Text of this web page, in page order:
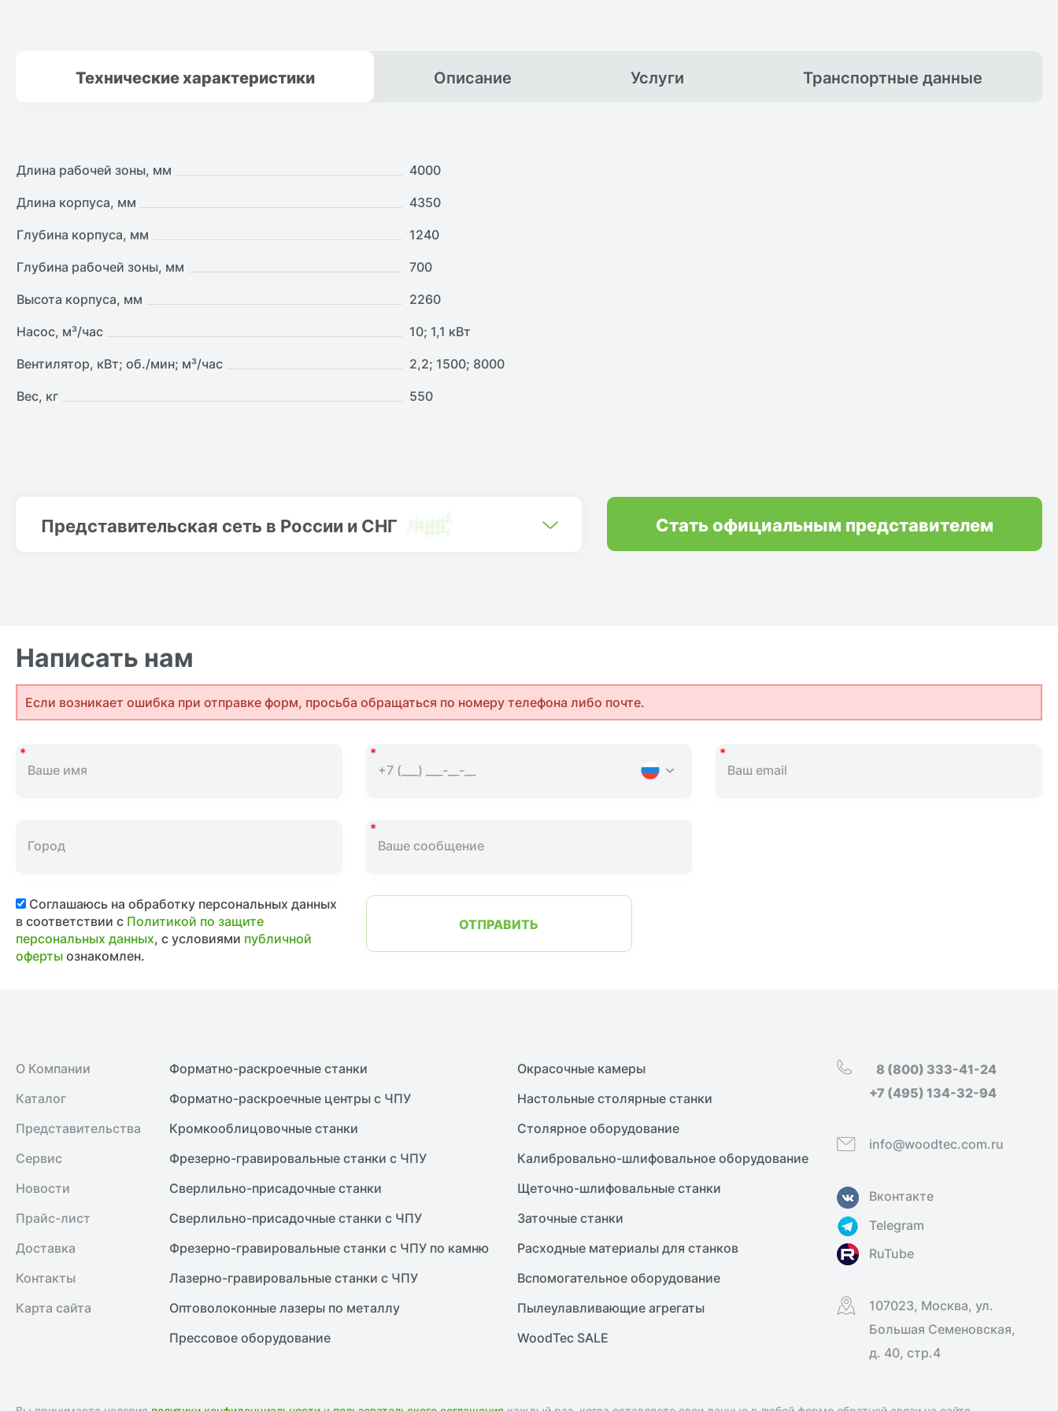
Техническиехарактеристики Описание Услуги Транспортные данные
Длина рабочей зоны, мм
4000
Длина корпуса, мм
4350
Глубина корпуса, мм
1240
Глубина рабочей зоны, мм
700
Высота корпуса, мм
2260
Насос, м³/час
10; 1,1 кВт
Вентилятор, кВт; об./мин; м³/час
2,2; 1500; 8000
Вес, кг
550
Представительская сеть в России и СНГ Стать официальным представителем
Написать нам
Если возникает ошибка при отправке форм, просьба обращаться по номеру телефона либо почте.
Соглашаюсь на обработку персональных данных
в соответствии с Политикой по защите
персональных данных, с условиями публичной
офертыознакомлен.
ОТПРАВИТЬ
О Компании
Каталог
Представительства
Сервис
Новости
Прайс-лист
Доставка
Контакты
Карта сайта
Форматно-раскроечные станки
Форматно-раскроечные центры с ЧПУ
Кромкооблицовочные cтанки
Фрезерно-гравировальные станки с ЧПУ
Сверлильно-присадочные станки
Сверлильно-присадочные станки с ЧПУ
Фрезерно-гравировальные станки с ЧПУ по камню
Лазерно-гравировальные станки с ЧПУ
Оптоволоконные лазеры по металлу
Прессовое оборудование
Окрасочные камеры
Настольные столярные станки
Столярное оборудование
Калибровально-шлифовальное оборудование
Щеточно-шлифовальные станки
Заточные станки
Расходные материалы для станков
Вспомогательное оборудование
Пылеулавливающие агрегаты
WoodTec SALE
8 (800) 333-41-24
+7 (495) 134-32-94
info@woodtec.com.ru
Вконтакте
Telegram
RuTube
107023, Москва, ул.
Большая Семеновская,
д. 40, стр.4